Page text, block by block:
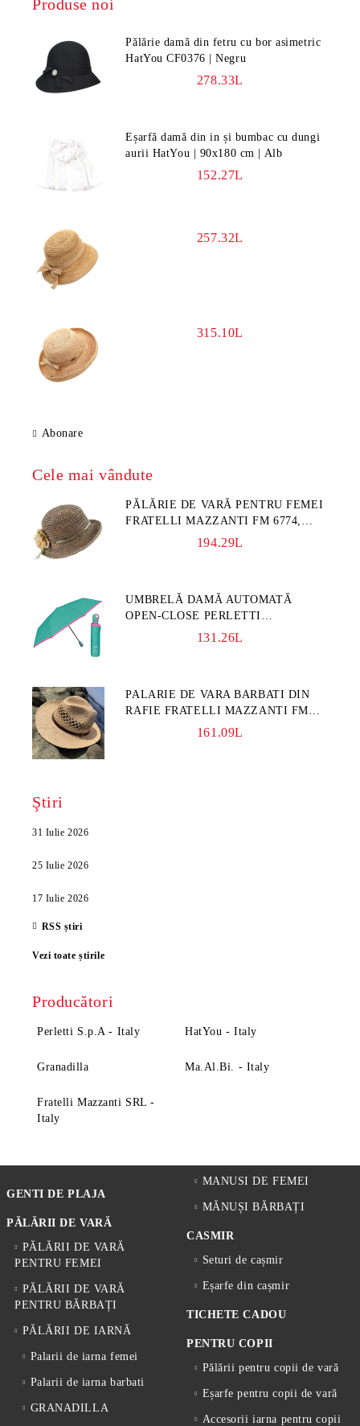
Produse noi
Pălărie damă din fetru cu bor asimetric
HatYou CF0376 | Negru
278.33L
Eșarfă damă din in și bumbac cu dungi
aurii HatYou | 90x180 cm | Alb
152.27L
257.32L
315.10L
Abonare
Cele mai vândute
PĂLĂRIE DE VARĂ PENTRU FEMEI
FRATELLI MAZZANTI FM 6774,
NATURAL/FLORI GALBENE
194.29L
UMBRELĂ DAMĂ AUTOMATĂ
OPEN-CLOSE PERLETTI
TECHNOLOGY 21808, TURCOAZ
131.26L
PALARIE DE VARA BARBATI DIN
RAFIE FRATELLI MAZZANTI FM
7932, NATURAL161.09L
Ştiri
31 Iulie 2026
25 Iulie 2026
17 Iulie 2026
RSS știri
Vezi toate știrile
Producători
Perletti S.p.A - Italy HatYou - Italy
Granadilla Ma.Al.Bi. - Italy
Fratelli Mazzanti SRL -
Italy
GENTI DE PLAJA
PĂLĂRII DE VARĂ
PĂLĂRII DE VARĂ
PENTRU FEMEI
PĂLĂRII DE VARĂ
PENTRU BĂRBAȚI
PĂLĂRII DE IARNĂ
Palarii de iarna femei
Palarii de iarna barbati
GRANADILLA
MANUSI DE FEMEI
MĂNUȘI BĂRBAȚI
CASMIR
Seturi de cașmir
Eșarfe din cașmir
TICHETE CADOU
PENTRU COPII
Pălării pentru copii de vară
Eșarfe pentru copii de vară
Accesorii iarna pentru copii